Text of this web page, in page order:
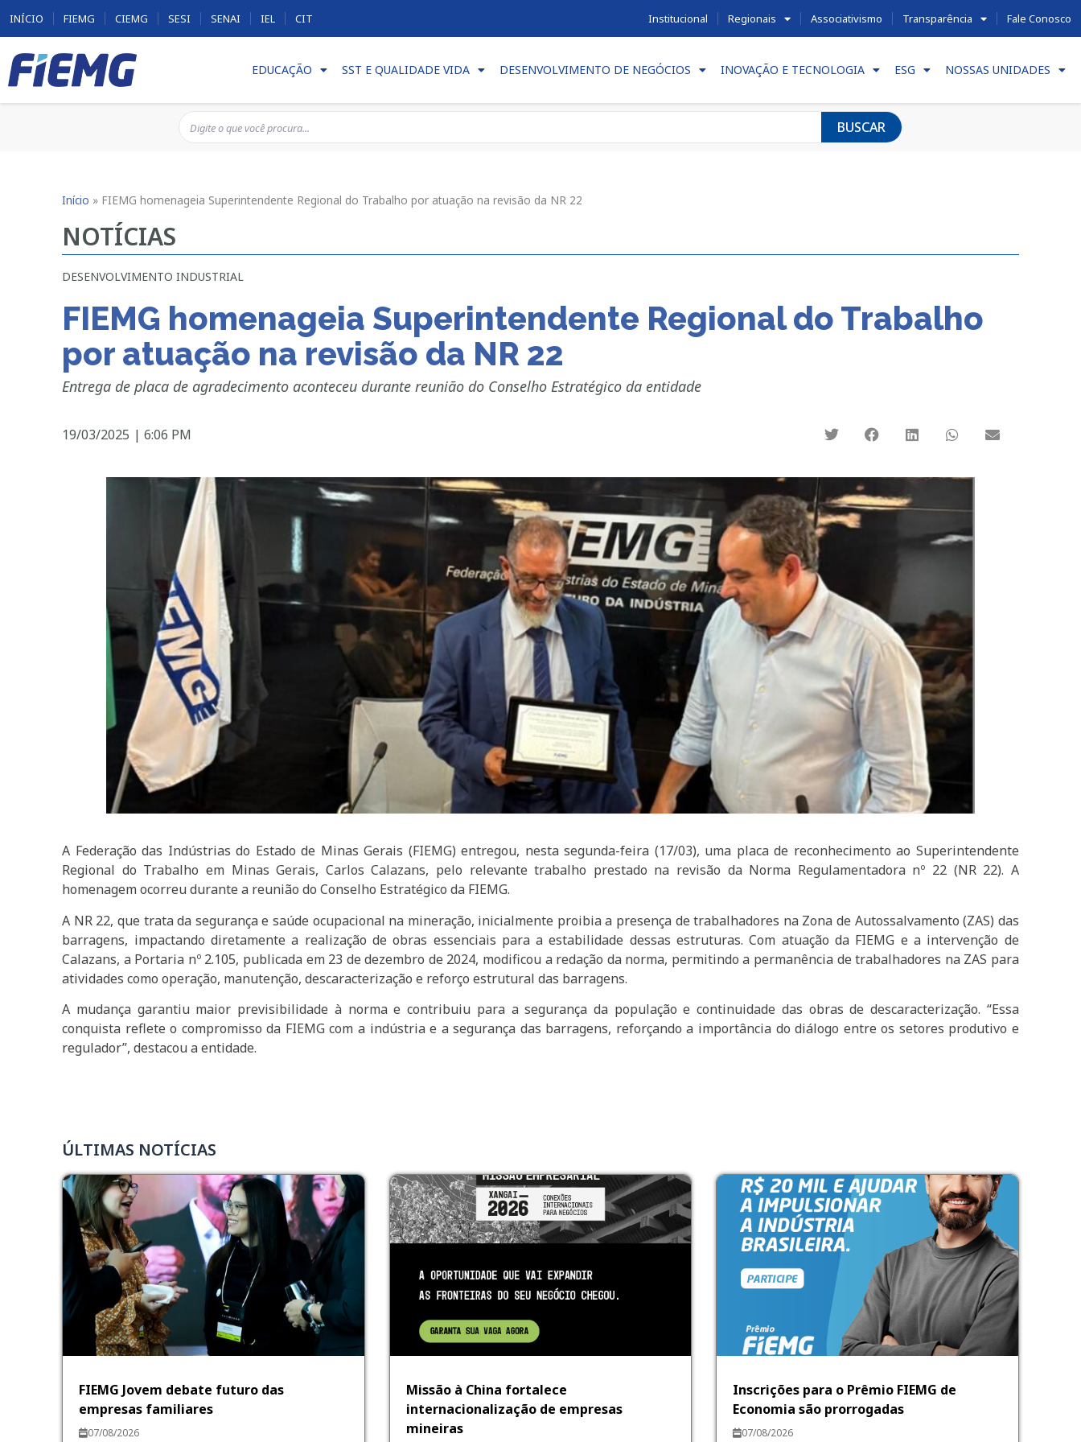
INÍCIO FIEMG CIEMG SESI SENAI IEL CIT Institucional Regionais Associativismo Transparência Fale Conosco
EDUCAÇÃO SST E QUALIDADE VIDA DESENVOLVIMENTO DE NEGÓCIOS INOVAÇÃO E TECNOLOGIA ESG NOSSAS UNIDADES
BUSCAR
Início » FIEMG homenageia Superintendente Regional do Trabalho por atuação na revisão da NR 22
NOTÍCIAS
DESENVOLVIMENTO INDUSTRIAL
FIEMG homenageia Superintendente Regional do Trabalho
por atuação na revisão da NR 22
Entrega de placa de agradecimento aconteceu durante reunião do Conselho Estratégico da entidade
19/03/2025 | 6:06 PM
A Federação das Indústrias do Estado de Minas Gerais (FIEMG) entregou, nesta segunda-feira (17/03), uma placa de reconhecimento ao Superintendente
Regional do Trabalho em Minas Gerais, Carlos Calazans, pelo relevante trabalho prestado na revisão da Norma Regulamentadora nº 22 (NR 22). A
homenagem ocorreu durante a reunião do Conselho Estratégico da FIEMG.
A NR 22, que trata da segurança e saúde ocupacional na mineração, inicialmente proibia a presença de trabalhadores na Zona de Autossalvamento (ZAS) das
barragens, impactando diretamente a realização de obras essenciais para a estabilidade dessas estruturas. Com atuação da FIEMG e a intervenção de
Calazans, a Portaria nº 2.105, publicada em 23 de dezembro de 2024, modificou a redação da norma, permitindo a permanência de trabalhadores na ZAS para
atividades como operação, manutenção, descaracterização e reforço estrutural das barragens.
A mudança garantiu maior previsibilidade à norma e contribuiu para a segurança da população e continuidade das obras de descaracterização. “Essa
conquista reflete o compromisso da FIEMG com a indústria e a segurança das barragens, reforçando a importância do diálogo entre os setores produtivo e
regulador”, destacou a entidade.
ÚLTIMAS NOTÍCIAS
FIEMG Jovem debate futuro das
empresas familiares
07/08/2026
Missão à China fortalece
internacionalização de empresas
mineiras
Inscrições para o Prêmio FIEMG de
Economia são prorrogadas
07/08/2026